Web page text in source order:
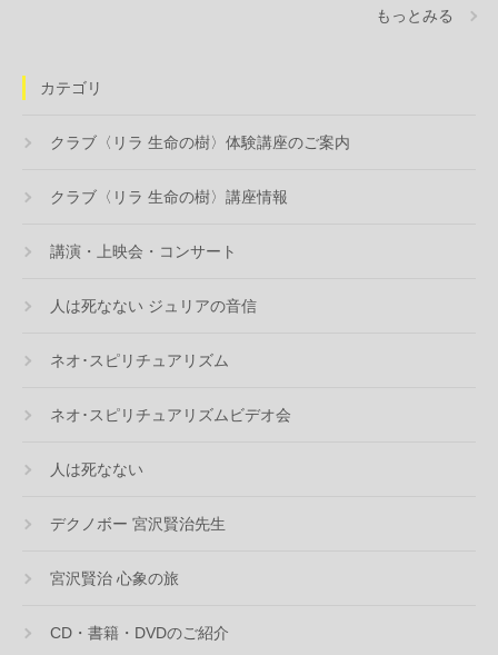
もっとみる
カテゴリ
クラブ〈リラ 生命の樹〉体験講座のご案内
クラブ〈リラ 生命の樹〉講座情報
講演・上映会・コンサート
人は死なない ジュリアの音信
ネオ･スピリチュアリズム
ネオ･スピリチュアリズムビデオ会
人は死なない
デクノボー 宮沢賢治先生
宮沢賢治 心象の旅
CD・書籍・DVDのご紹介